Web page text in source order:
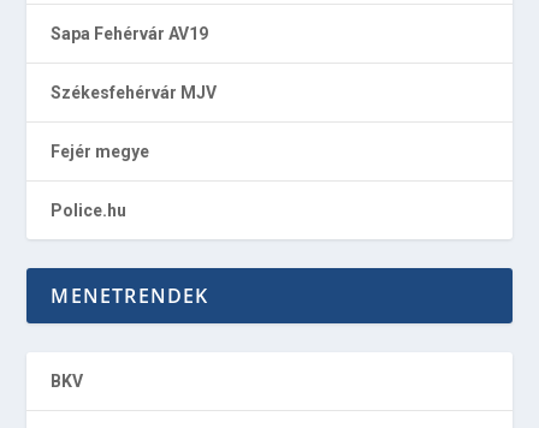
Sapa Fehérvár AV19
Székesfehérvár MJV
Fejér megye
Police.hu
MENETRENDEK
BKV